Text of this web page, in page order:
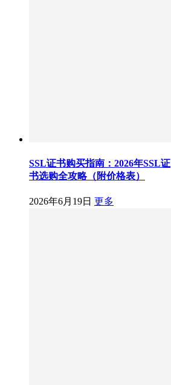
SSL证书购买指南：2026年SSL证
书选购全攻略（附价格表）
2026年6月19日 更多